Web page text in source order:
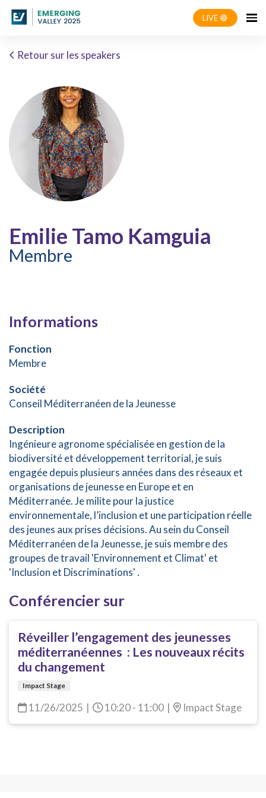
LIVE 🔴
Retour sur les speakers
Emilie Tamo Kamguia
Membre
Informations
Fonction
Membre
Société
Conseil Méditerranéen de la Jeunesse
Description
Ingénieure agronome spécialisée en gestion de la
biodiversité et développement territorial, je suis
engagée depuis plusieurs années dans des réseaux et
organisations de jeunesse en Europe et en
Méditerranée. Je milite pour la justice
environnementale, l’inclusion et une participation réelle
des jeunes aux prises décisions. Au sein du Conseil
Méditerranéen de la Jeunesse, je suis membre des
groupes de travail 'Environnement et Climat' et
'Inclusion et Discriminations' .
Conférencier sur
Réveiller l’engagement des jeunesses
méditerranéennes : Les nouveaux récits
du changement
Impact Stage
11/26/2025 | 10:20 - 11:00 | Impact Stage